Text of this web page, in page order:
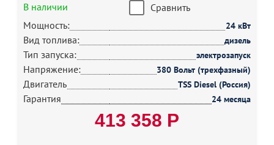
В наличии
Сравнить
Мощность:
24 кВт
Вид топлива: дизель
Тип запуска: электрозапуск
Напряжение: 380 Вольт (трехфазный)
Двигатель TSS Diesel (Россия)
Гарантия 24 месяца
413 358 Р